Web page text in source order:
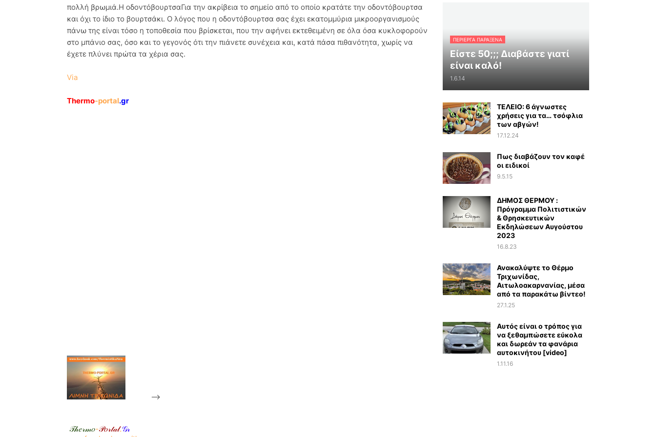
πολλή βρωμιά.Η οδοντόβουρτσαΓια την ακρίβεια το σημείο από το οποίο κρατάτε την οδοντόβουρτσα
και όχι το ίδιο το βουρτσάκι. Ο λόγος που η οδοντόβουρτσα σας έχει εκατομμύρια μικροοργανισμούς
πάνω της είναι τόσο η τοποθεσία που βρίσκεται, που την αφήνει εκτεθειμένη σε όλα όσα κυκλοφορούν
στο μπάνιο σας, όσο και το γεγονός ότι την πιάνετε συνέχεια και, κατά πάσα πιθανότητα, χωρίς να
έχετε πλύνει πρώτα τα χέρια σας.
Via
Thermo-portal.gr
-->
𝒯𝒽𝑒𝓇𝓂𝑜-𝒫𝑜𝓇𝓉𝒶𝓁.𝒢𝓇
ΠΕΡΊΕΡΓΑ ΠΑΡΆΞΕΝΑ
Είστε 50;;; Διαβάστε γιατί
είναι καλό!
1.6.14
ΤΕΛΕΙΟ: 6 άγνωστες
χρήσεις για τα… τσόφλια
των αβγών!
17.12.24
Πως διαβάζουν τον καφέ
οι ειδικοί
9.5.15
ΔΗΜΟΣ ΘΕΡΜΟΥ :
Πρόγραμμα Πολιτιστικών
& Θρησκευτικών
Εκδηλώσεων Αυγούστου
2023
16.8.23
Ανακαλύψτε το Θέρμο
Τριχωνίδας,
Αιτωλοακαρνανίας, μέσα
από τα παρακάτω βίντεο!
27.1.25
Αυτός είναι ο τρόπος για
να ξεθαμπώσετε εύκολα
και δωρεάν τα φανάρια
αυτοκινήτου [video]
1.11.16